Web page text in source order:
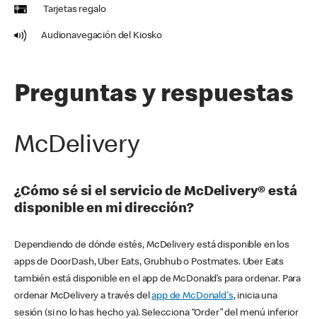
Tarjetas regalo
Audionavegación del Kiosko
Preguntas y respuestas
McDelivery
¿Cómo sé si el servicio de McDelivery® está
disponible en mi dirección?
Dependiendo de dónde estés, McDelivery está disponible en los
apps de DoorDash, Uber Eats, Grubhub o Postmates. Uber Eats
también está disponible en el app de McDonald’s para ordenar. Para
ordenar McDelivery a través delapp de McDonald's, inicia una
sesión (si no lo has hecho ya). Selecciona “Order” del menú inferior